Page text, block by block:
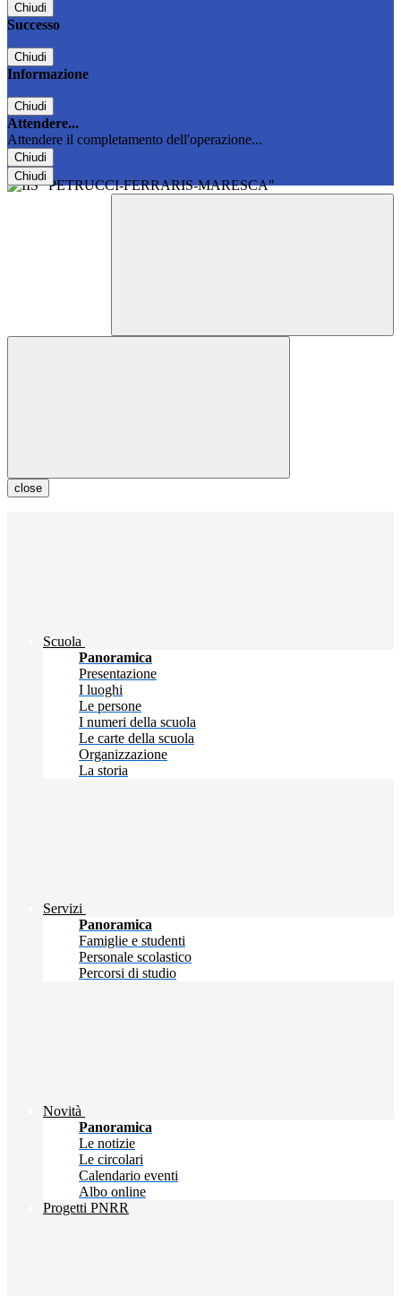
Chiudi
Successo
Chiudi
Informazione
Chiudi
Attendere...
Attendere il completamento dell'operazione...
Chiudi
Chiudi
close
Scuola
Panoramica
Presentazione
I luoghi
Le persone
I numeri della scuola
Le carte della scuola
Organizzazione
La storia
Servizi
Panoramica
Famiglie e studenti
Personale scolastico
Percorsi di studio
Novità
Panoramica
Le notizie
Le circolari
Calendario eventi
Albo online
Progetti PNRR